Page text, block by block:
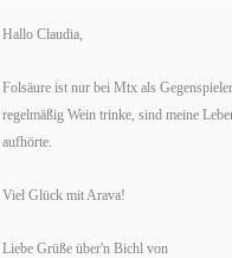
Hallo Claudia,
Folsäure ist nur bei Mtx als
regelmäßig Wein trinke, sind meine
aufhörte.
Viel Glück mit Arava!
Liebe Grüße über'n Bichl von